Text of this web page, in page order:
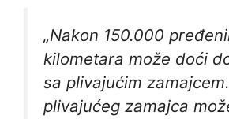
„Nakon 150.000
kilometara može doći
sa plivajućim
plivajućeg zamajca